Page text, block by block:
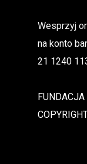
Wesprzyj
na konto
21 1240